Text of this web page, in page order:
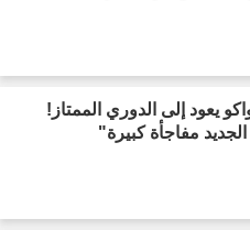
يعود إلى الدوري الممتاز!
مفاجأة كبيرة"